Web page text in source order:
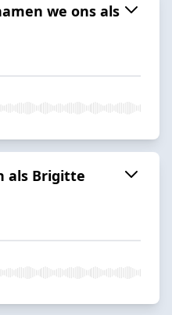
we ons als
als Brigitte